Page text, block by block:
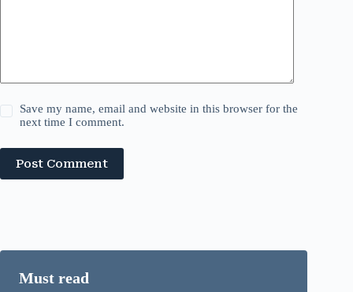
Save my name, email and website in this browser for the
next time I comment.
Post Comment